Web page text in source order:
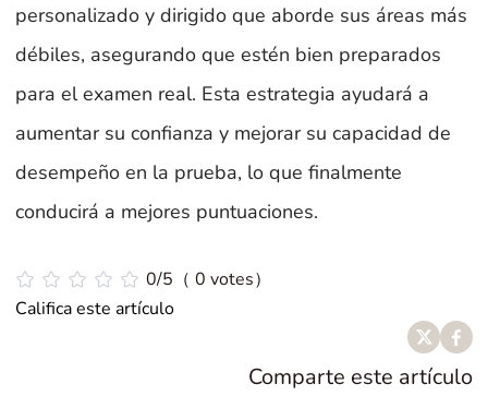
personalizado y dirigido que aborde sus áreas más
débiles, asegurando que estén bien preparados
para el examen real. Esta estrategia ayudará a
aumentar su confianza y mejorar su capacidad de
desempeño en la prueba, lo que finalmente
conducirá a mejores puntuaciones.
0/5（ 0 votes）
Califica este artículo
Comparte este artículo